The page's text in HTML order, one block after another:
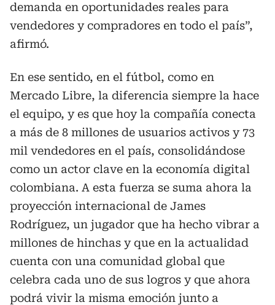
demanda en oportunidades reales para
vendedores y compradores en todo el país”,
afirmó.
En ese sentido, en el fútbol, como en
Mercado Libre, la diferencia siempre la hace
el equipo, y es que hoy la compañía conecta
a más de 8 millones de usuarios activos y 73
mil vendedores en el país, consolidándose
como un actor clave en la economía digital
colombiana. A esta fuerza se suma ahora la
proyección internacional de James
Rodríguez, un jugador que ha hecho vibrar a
millones de hinchas y que en la actualidad
cuenta con una comunidad global que
celebra cada uno de sus logros y que ahora
podrá vivir la misma emoción junto a